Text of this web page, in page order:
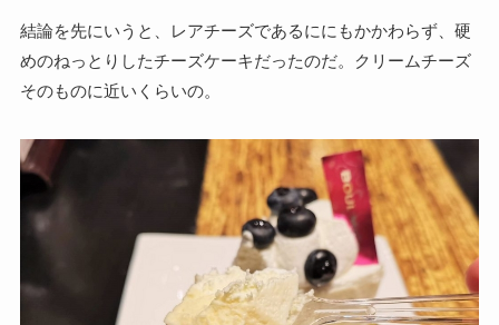
結論を先にいうと、レアチーズであるににもかかわらず、硬
めのねっとりしたチーズケーキだったのだ。クリームチーズ
そのものに近いくらいの。